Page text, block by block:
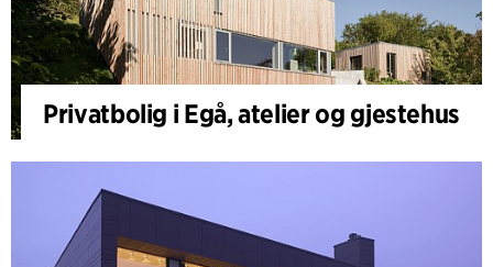
Privatbolig i Egå, atelier og gjestehus